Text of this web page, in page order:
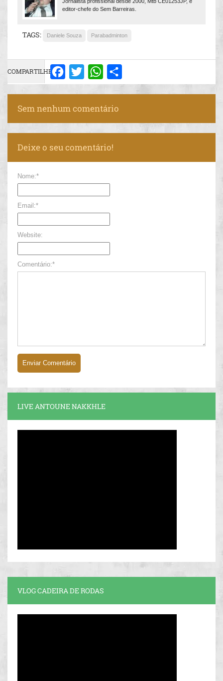
editor-chefe do Sem Barreiras.
TAGS: Daniele Souza Parabadminton
COMPARTILHE: Facebook
Twitter WhatsApp
Sem nenhum comentário
Deixe o seu comentário!
Nome:*
Email:*
Website:
Comentário:*
LIVE ANTOUNE NAKKHLE
VLOG CADEIRA DE RODAS